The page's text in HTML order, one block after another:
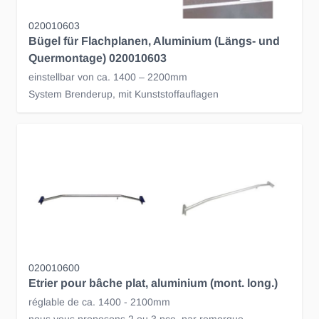
020010603
Bügel für Flachplanen, Aluminium (Längs- und
Quermontage) 020010603
einstellbar von ca. 1400 – 2200mm
System Brenderup, mit Kunststoffauflagen
020010600
Etrier pour bâche plat, aluminium (mont. long.)
réglable de ca. 1400 - 2100mm